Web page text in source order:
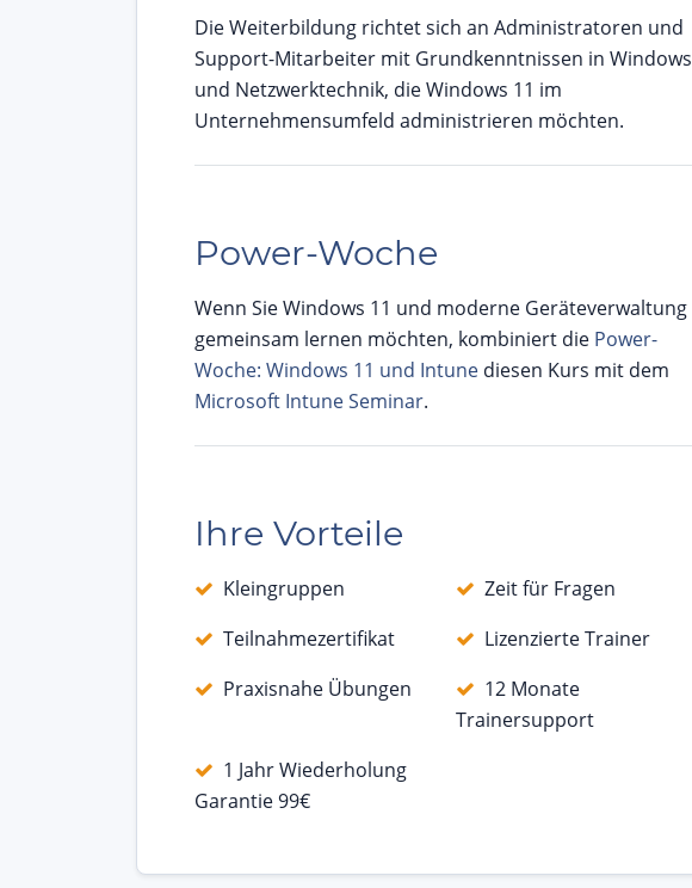
Die Weiterbildung richtet sich an Administratoren und
Support-Mitarbeiter mit Grundkenntnissen in Windows
und Netzwerktechnik, die Windows 11 im
Unternehmensumfeld administrieren möchten.
Power-Woche
Wenn Sie Windows 11 und moderne Geräteverwaltung
gemeinsam lernen möchten, kombiniert die Power-
Woche: Windows 11 und Intune diesen Kurs mit dem
Microsoft Intune Seminar.
Ihre Vorteile
Kleingruppen
Zeit für Fragen
Teilnahmezertifikat
Lizenzierte Trainer
Praxisnahe Übungen
12 Monate
Trainersupport
1 Jahr Wiederholung
Garantie 99€